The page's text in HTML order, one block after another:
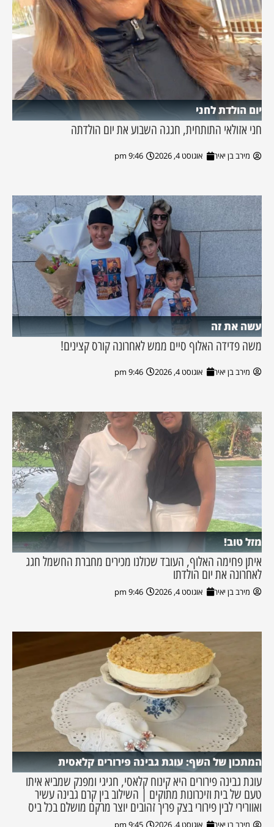
יום הולדת לחני
חני אזולאי התותחית, חגגה השבוע את יום הולדתה
מירב בן יאיר אוגוסט 4, 2026 9:46 pm
עשה את זה
משה פדידה האלוף סיים ממש לאחרונה קורס קצינים!
מירב בן יאיר אוגוסט 4, 2026 9:46 pm
מזל טוב!
איתן פחימה האלוף, העובד שכולנו מכירים מחברת החשמל חגג
לאחרונה את יום הולדתו
מירב בן יאיר אוגוסט 4, 2026 9:46 pm
המתכון של השף: עוגת גבינה פירורים קלאסית
עוגת גבינה פירורים היא קינוח קלאסי, חגיגי ומפנק שמביא איתו
טעם של בית וזיכרונות מתוקים | השילוב בין קרם גבינה עשיר
ואוורירי לבין פירורי בצק פריך זהובים יוצר מרקם מושלם בכל ביס
מירב בן יאיר אוגוסט 4, 2026 9:45 pm